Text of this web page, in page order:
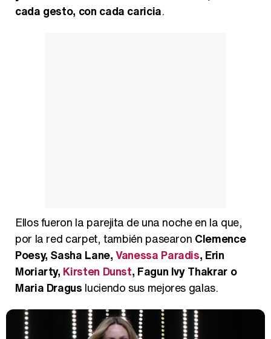
cada gesto, con cada caricia.
Ellos fueron la parejita de una noche en la que,
por la red carpet, también pasearon Clemence
Poesy, Sasha Lane,Vanessa Paradis, Erin
Moriarty, Kirsten Dunst, Fagun Ivy Thakrar o
Maria Dragus luciendo sus mejores galas.